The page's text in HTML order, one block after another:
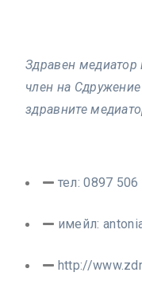
Здравен
член на
здравните
тел: 0897 506
имейл:
http://